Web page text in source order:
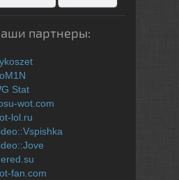
партнеры:
Stat
wot.com
lol.ru
fan.com